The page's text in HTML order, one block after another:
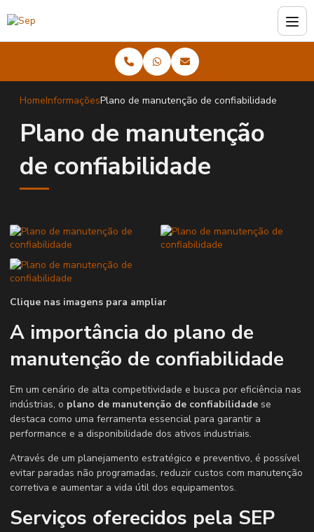
HomeInformaçõesPlano de manutenção de confiabilidade
Plano de manutenção
de confiabilidade
Clique nas imagens para ampliar
A importância do plano de
manutenção de confiabilidade
Em um cenário de alta competitividade e busca por eficiência nas
indústrias, o plano de manutenção de confiabilidade se
destaca como uma ferramenta essencial para garantir a
performance e a disponibilidade dos ativos industriais.
Através de um planejamento estratégico e preventivo, é possível
evitar paradas não programadas, reduzir custos com manutenção
corretiva e aumentar a vida útil dos equipamentos.
Serviços oferecidos pela SEP